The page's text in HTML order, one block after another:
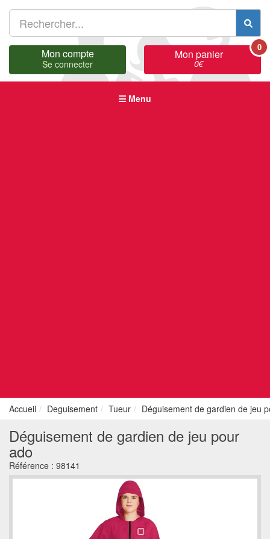
Mon compte
Se connecter
Mon panier
0€
0
Menu
Accueil Deguisement Tueur Déguisement de gardien de jeu
Déguisement de gardien de jeu pour
ado
Référence : 98141